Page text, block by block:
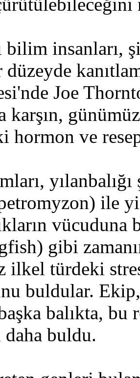
bilim insanları,
Joe
karşın,
hormon ve
ile
vücuduna
gibi
ilkel türdeki
buldular. Ekip,
balıkta, bu
buldu.